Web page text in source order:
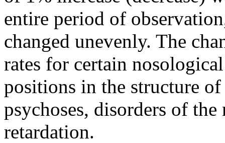
entire period of
changed unevenly. The
rates for certain
positions in the structure
psychoses, disorders of
retardation.